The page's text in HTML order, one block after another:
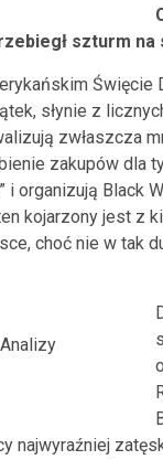
szturm
Święcie
słynie z
zwłaszcza
zakupów dla
i organizują Black
kojarzony jest
choć nie w tak
najwyraźniej